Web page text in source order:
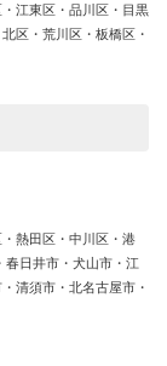
江東区・品川区・目黒
区・荒川区・板橋区・
熱田区・中川区・港
春日井市・犬山市・江
清須市・北名古屋市・